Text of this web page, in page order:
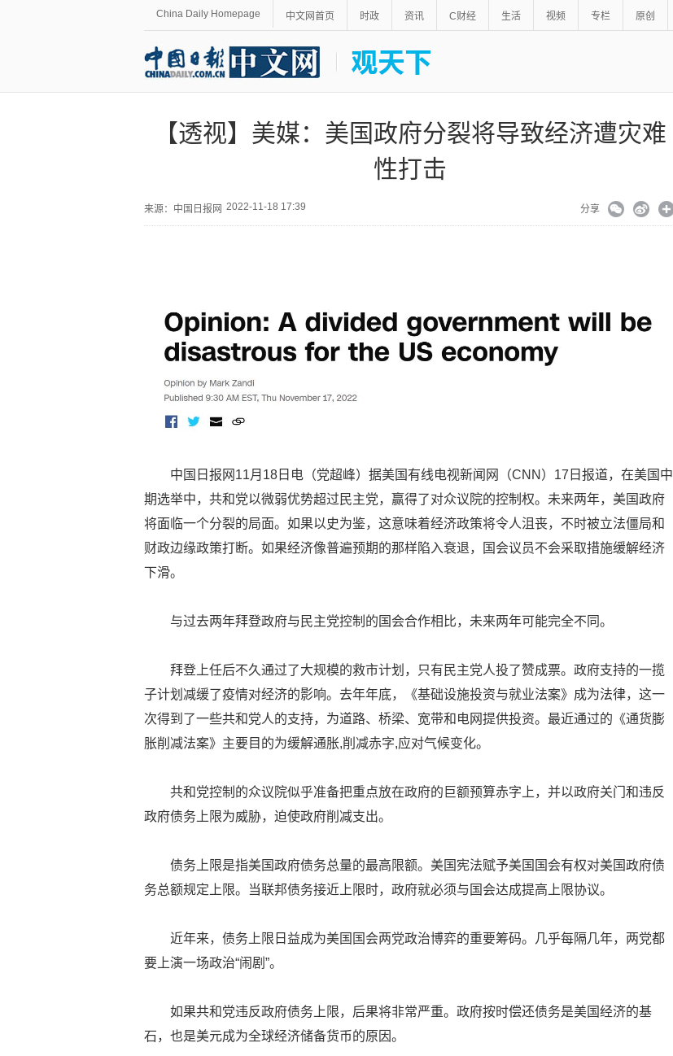
China Daily Homepage 中文网首页 时政 资讯 C财经 生活 视频 专栏 原创
【透视】美媒：美国政府分裂将导致经济遭灾难
性打击
来源：中国日报网 2022-11-18 17:39 分享
中国日报网11月18日电（党超峰）据美国有线电视新闻网（CNN）17日报道，在美国中
期选举中，共和党以微弱优势超过民主党，赢得了对众议院的控制权。未来两年，美国政府
将面临一个分裂的局面。如果以史为鉴，这意味着经济政策将令人沮丧，不时被立法僵局和
财政边缘政策打断。如果经济像普遍预期的那样陷入衰退，国会议员不会采取措施缓解经济
下滑。
与过去两年拜登政府与民主党控制的国会合作相比，未来两年可能完全不同。
拜登上任后不久通过了大规模的救市计划，只有民主党人投了赞成票。政府支持的一揽
子计划减缓了疫情对经济的影响。去年年底，《基础设施投资与就业法案》成为法律，这一
次得到了一些共和党人的支持，为道路、桥梁、宽带和电网提供投资。最近通过的《通货膨
胀削减法案》主要目的为缓解通胀,削减赤字,应对气候变化。
共和党控制的众议院似乎准备把重点放在政府的巨额预算赤字上，并以政府关门和违反
政府债务上限为威胁，迫使政府削减支出。
债务上限是指美国政府债务总量的最高限额。美国宪法赋予美国国会有权对美国政府债
务总额规定上限。当联邦债务接近上限时，政府就必须与国会达成提高上限协议。
近年来，债务上限日益成为美国国会两党政治博弈的重要筹码。几乎每隔几年，两党都
要上演一场政治“闹剧”。
如果共和党违反政府债务上限，后果将非常严重。政府按时偿还债务是美国经济的基
石，也是美元成为全球经济储备货币的原因。